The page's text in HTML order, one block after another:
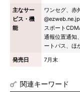
主なサー
ビス・機
能
ワンセグ、赤
スポート
通報位置通知
ートパス、ほ
発売日
7月末
関連キーワード